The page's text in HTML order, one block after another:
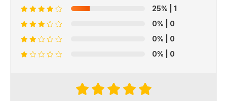
25% | 1
0% | 0
0% | 0
0% | 0